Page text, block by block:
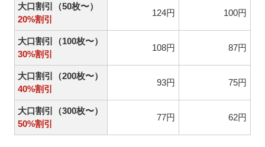
大口割引（50枚〜）
20%割引
124円 100円
大口割引（100枚〜）
30%割引
108円 87円
大口割引（200枚〜）
40%割引
93円 75円
大口割引（300枚〜）
50%割引
77円 62円